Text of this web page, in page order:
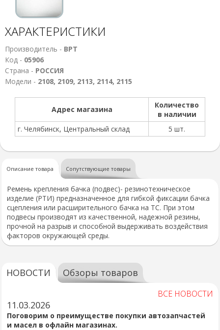
ХАРАКТЕРИСТИКИ
Производитель - ВРТ
Код - 05906
Страна - РОССИЯ
Модели - 2108, 2109, 2113, 2114, 2115
Адрес магазина
Количество
в наличии
г. Челябинск, Центральный склад
5 шт.
Описание товара Сопутствующие товары
Ремень крепления бачка (подвес)- резинотехническое
изделие (РТИ) предназначенное для гибкой фиксации бачка
сцепления или расширительного бачка на ТС. При этом
подвесы производят из качественной, надежной резины,
прочной на разрыв и способной выдерживать воздействия
факторов окружающей среды.
НОВОСТИ Обзоры товаров
ВСЕ НОВОСТИ
11.03.2026
Поговорим о преимуществе покупки автозапчастей
и масел в офлайн магазинах.